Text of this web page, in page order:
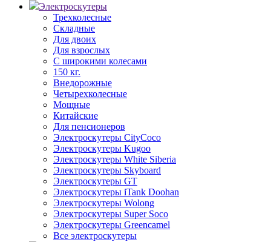
Электроскутеры
Трехколесные
Складные
Для двоих
Для взрослых
С широкими колесами
150 кг.
Внедорожные
Четырехколесные
Мощные
Китайские
Для пенсионеров
Электроскутеры CityCoco
Электроскутеры Kugoo
Электроскутеры White Siberia
Электроскутеры Skyboard
Электроскутеры GT
Электроскутеры iTank Doohan
Электроскутеры Wolong
Электроскутеры Super Soco
Электроскутеры Greencamel
Все электроскутеры